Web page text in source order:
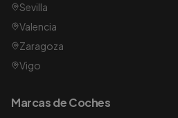
Sevilla
Valencia
Zaragoza
Vigo
Marcas de Coches